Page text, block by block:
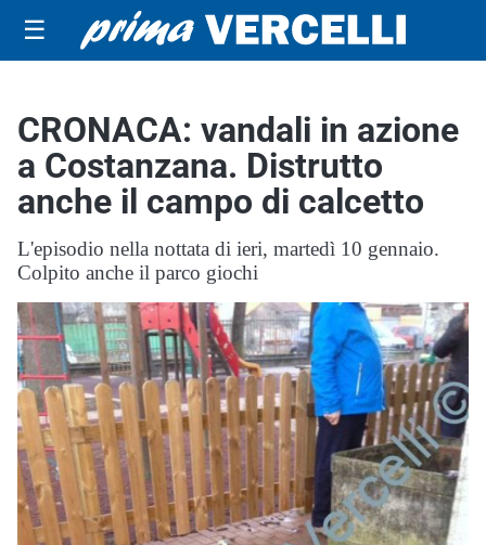
☰
CRONACA: vandali in azione
a Costanzana. Distrutto
anche il campo di calcetto
L'episodio nella nottata di ieri, martedì 10 gennaio.
Colpito anche il parco giochi